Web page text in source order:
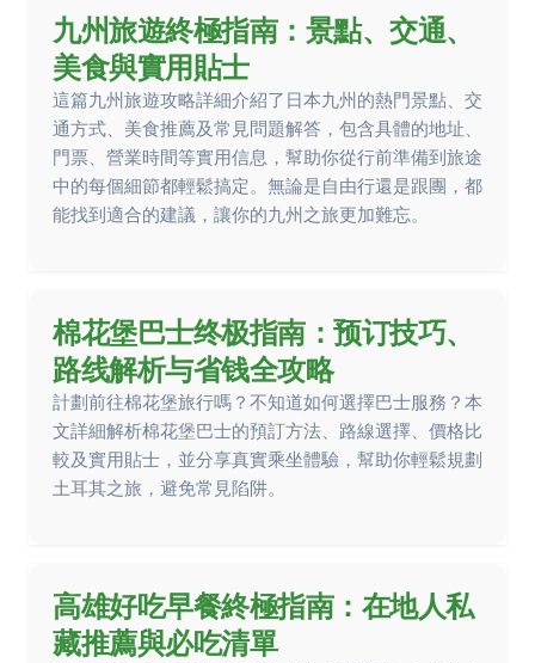
九州旅遊終極指南：景點、交通、
美食與實用貼士
這篇九州旅遊攻略詳細介紹了日本九州的熱門景點、交
通方式、美食推薦及常見問題解答，包含具體的地址、
門票、營業時間等實用信息，幫助你從行前準備到旅途
中的每個細節都輕鬆搞定。無論是自由行還是跟團，都
能找到適合的建議，讓你的九州之旅更加難忘。
棉花堡巴士终极指南：预订技巧、
路线解析与省钱全攻略
計劃前往棉花堡旅行嗎？不知道如何選擇巴士服務？本
文詳細解析棉花堡巴士的預訂方法、路線選擇、價格比
較及實用貼士，並分享真實乘坐體驗，幫助你輕鬆規劃
土耳其之旅，避免常見陷阱。
高雄好吃早餐終極指南：在地人私
藏推薦與必吃清單